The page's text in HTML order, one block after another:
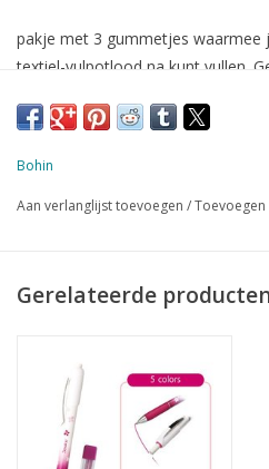
pakje met 3 gummetjes waarmee
textiel-vulpotlood na kunt vullen.
Bohin
Aan verlanglijst toevoegen /
Gerelateerde